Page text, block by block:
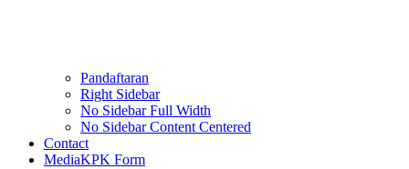
Pandaftaran
Right Sidebar
No Sidebar Full Width
No Sidebar Content Centered
Contact
MediaKPK Form